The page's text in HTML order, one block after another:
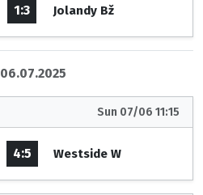
1:3 Jolandy Bž
06.07.2025
Sun 07/06 11:15
4:5 Westside W